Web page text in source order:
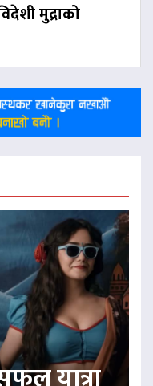
मुद्राको